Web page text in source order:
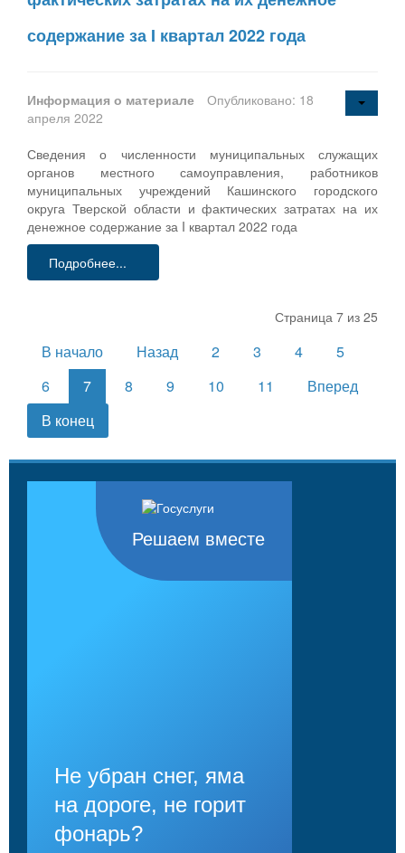
содержание за I квартал 2022 года
Информация о материале
Опубликовано: 18
апреля 2022
Сведения о численности муниципальных служащих
органов местного самоуправления, работников
муниципальных учреждений Кашинского городского
округа Тверской области и фактических затратах на их
денежное содержание за I квартал 2022 года
Подробнее...
Страница 7 из 25
В начало Назад 2 3 4
5
6
7 8 9 10 11
Вперед
В конец
Решаем вместе
Не убран снег, яма
на дороге, не горит
фонарь?